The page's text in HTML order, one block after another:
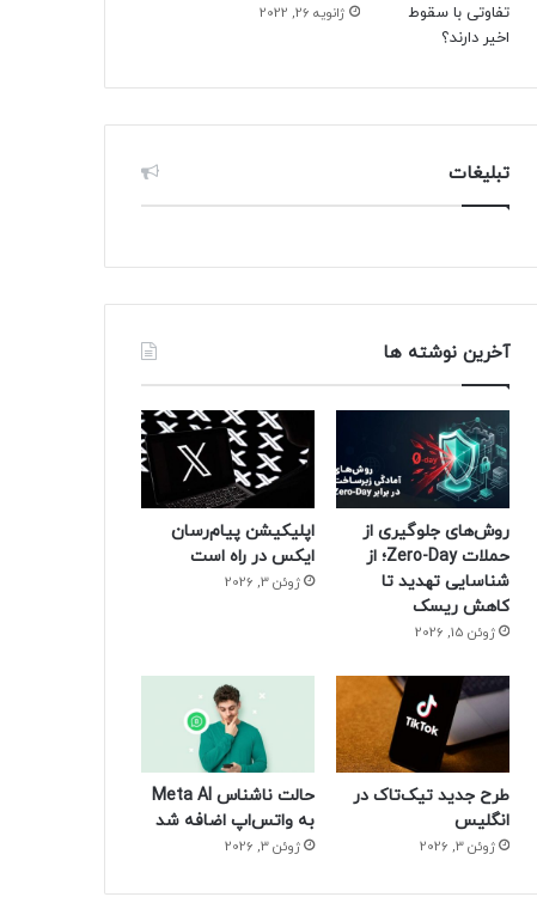
ژانویه 26, 2022
تبلیغات
آخرین نوشته ها
روش‌های جلوگیری از
حملات Zero-Day؛ از
شناسایی تهدید تا
کاهش ریسک
ژوئن 15, 2026
اپلیکیشن پیام‌رسان
ایکس در راه است
ژوئن 3, 2026
طرح جدید تیک‌تاک در
انگلیس
ژوئن 3, 2026
حالت ناشناس Meta AI
به واتس‌اپ اضافه شد
ژوئن 3, 2026